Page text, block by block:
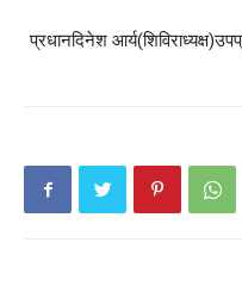
प्रधानदिनेश